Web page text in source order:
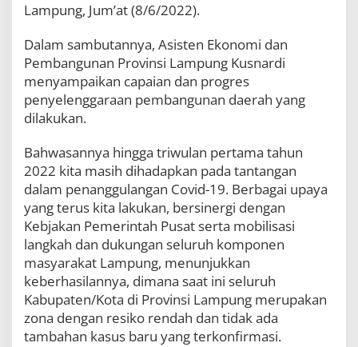
Lampung, Jum’at (8/6/2022).
Dalam sambutannya, Asisten Ekonomi dan
Pembangunan Provinsi Lampung Kusnardi
menyampaikan capaian dan progres
penyelenggaraan pembangunan daerah yang
dilakukan.
Bahwasannya hingga triwulan pertama tahun
2022 kita masih dihadapkan pada tantangan
dalam penanggulangan Covid-19. Berbagai upaya
yang terus kita lakukan, bersinergi dengan
Kebjakan Pemerintah Pusat serta mobilisasi
langkah dan dukungan seluruh komponen
masyarakat Lampung, menunjukkan
keberhasilannya, dimana saat ini seluruh
Kabupaten/Kota di Provinsi Lampung merupakan
zona dengan resiko rendah dan tidak ada
tambahan kasus baru yang terkonfirmasi.